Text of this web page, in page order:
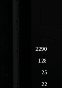
2290
128
25
22